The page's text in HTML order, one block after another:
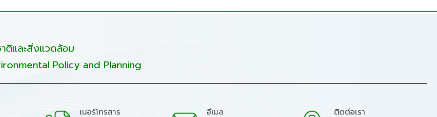
ติและสิ่งแวดล้อม
Policy and Planning
เบอร์โทรสาร อีเมล ติดต่อเรา